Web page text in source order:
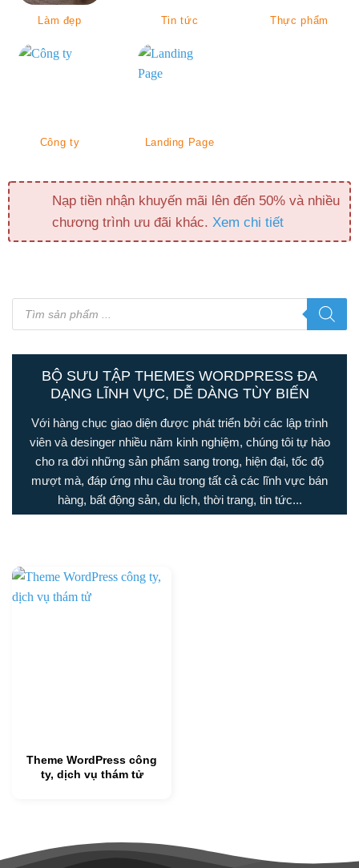
Làm đẹp Tin tức Thực phẩm
Công ty Landing Page
Nạp tiền nhận khuyến mãi lên đến 50% và nhiều
chương trình ưu đãi khác. Xem chi tiết
Tìm
kiếm
sản
BỘ SƯU TẬP THEMES WORDPRESS ĐA
DẠNG LĨNH VỰC, DỄ DÀNG TÙY BIẾN
Với hàng chục giao diện được phát triển bởi các lập trình
viên và desinger nhiều năm kinh nghiệm, chúng tôi tự hào
cho ra đời những sản phẩm sang trong, hiện đại, tốc độ
mượt mà, đáp ứng nhu cầu trong tất cả các lĩnh vực bán
hàng, bất động sản, du lịch, thời trang, tin tức...
Theme WordPress công
ty, dịch vụ thám tử